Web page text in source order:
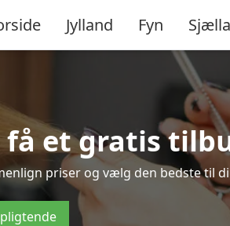
Jylland Fyn
få et gratis
priser og vælg den bedste til